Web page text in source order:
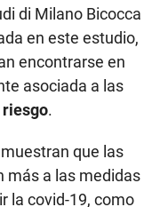
di Milano Bicocca
en este estudio,
encontrarse en
asociada a las
riesgo.
que las
más a las medidas
la covid-19, como